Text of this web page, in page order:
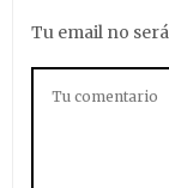
Tu email no